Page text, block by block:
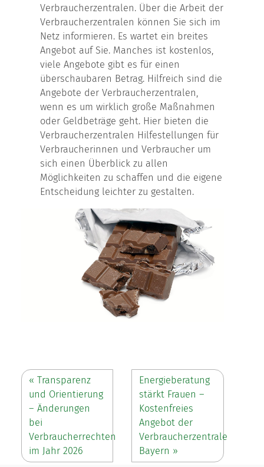
Verbraucherzentralen. Über die Arbeit der
Verbraucherzentralen können Sie sich im
Netz informieren. Es wartet ein breites
Angebot auf Sie. Manches ist kostenlos,
viele Angebote gibt es für einen
überschaubaren Betrag. Hilfreich sind die
Angebote der Verbraucherzentralen,
wenn es um wirklich große Maßnahmen
oder Geldbeträge geht. Hier bieten die
Verbraucherzentralen Hilfestellungen für
Verbraucherinnen und Verbraucher um
sich einen Überblick zu allen
Möglichkeiten zu schaffen und die eigene
Entscheidung leichter zu gestalten.
« Transparenz
und Orientierung
– Änderungen
bei
Verbraucherrechten
im Jahr 2026
Energieberatung
stärkt Frauen –
Kostenfreies
Angebot der
Verbraucherzentrale
Bayern »